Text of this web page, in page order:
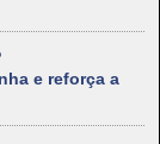
e reforça a